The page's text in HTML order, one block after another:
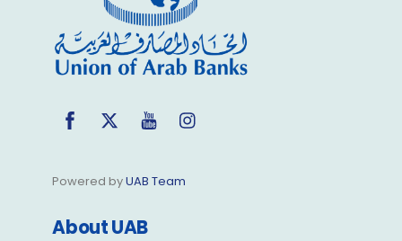
Facebook
Twitter YouTube
Powered byUAB Team
About UAB